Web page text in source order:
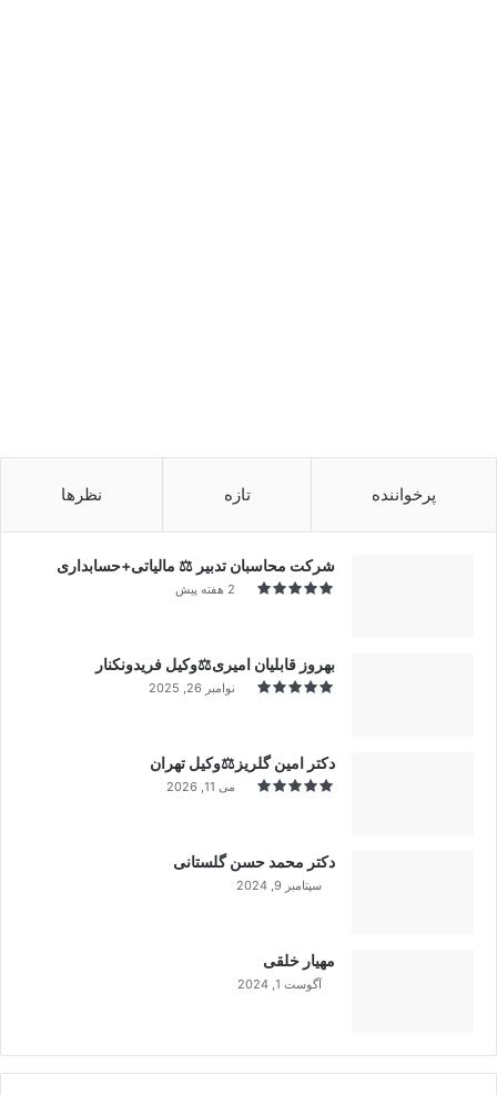
پرخواننده تازه نظرها
شرکت محاسبان تدبیر ⚖️ مالیاتی+حسابداری
2 هفته پیش
بهروز قابلیان امیری⚖️وکیل فریدونکنار
نوامبر 26, 2025
دکتر امین گلریز⚖️وکیل تهران
می 11, 2026
دکتر محمد حسن گلستانی
سپتامبر 9, 2024
مهیار خلقی
آگوست 1, 2024